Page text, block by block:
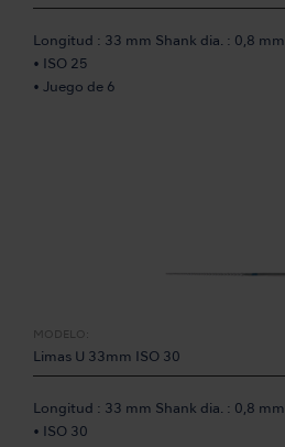
Longitud : 33 mm Shank dia. : 0,8 mm
• ISO 25
• Juego de 6
MODELO:
Limas U 33mm ISO 30
Longitud : 33 mm Shank dia. : 0,8 mm
• ISO 30